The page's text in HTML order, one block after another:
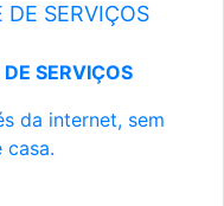
SERVIÇOS
SERVIÇOS
da internet, sem
casa.